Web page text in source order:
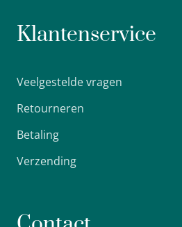
Klantenservice
Veelgestelde vragen
Retourneren
Betaling
Verzending